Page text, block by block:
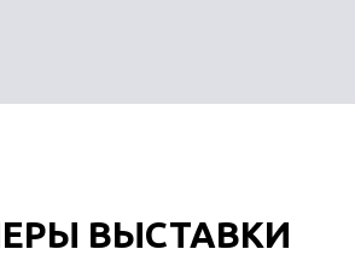
ВЫСТАВКИ